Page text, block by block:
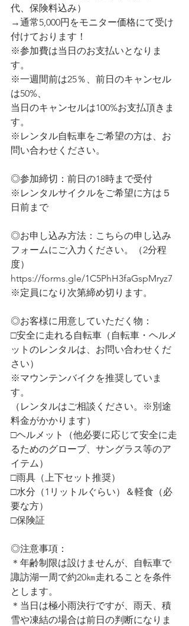
代、保険料込み）
→通常5,000円をモニター価格にて受け
付けております！
※参加費は当日のお支払いとなりま
す。
※一週間前は25％、前日のキャンセル
は50%、
当日のキャンセルは100%お支払頂きま
す。
※レンタル自転車をご希望の方は、お
問い合わせください。
◎参加締切：前日の18時まで受付
※レンタルサイクルをご希望に方は５
日前まで
◎お申し込み方法：こちらの申し込み
フォームにご入力ください。（2分程
度）
https://forms.gle/1C5PhH3faGspMryz7
※定員になり次第締め切ります。
◎お客様に用意していただく物：
□安全に走れる自転車（自転車・ヘルメ
ットのレンタルは、お問い合わせくだ
さい）
※マウンテンバイクを推奨していま
す。
（レンタルはご相談ください。※別途
料金がかかります）
□ヘルメット（他必要に応じて安全に走
るためのグローブ、サングラス等のア
イテム）
□雨具（上下セット推奨）
□水分（1リットルぐらい）＆軽食（必
要な方）
□保険証
◎注意事項：
＊年齢制限は設けませんが、自転車で
諏訪湖一周で約20㎞走れることを条件
とします。
＊当日は極小雨決行ですが、雨天、積
雪や凍結の場合は前日の判断になりま